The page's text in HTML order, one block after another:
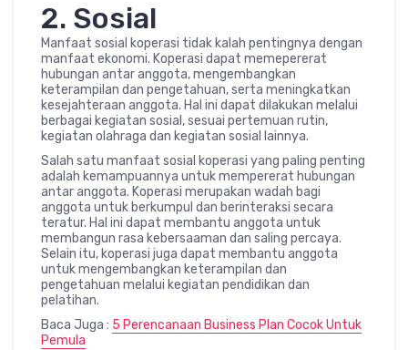
2. Sosial
Manfaat sosial koperasi tidak kalah pentingnya dengan
manfaat ekonomi. Koperasi dapat memepererat
hubungan antar anggota, mengembangkan
keterampilan dan pengetahuan, serta meningkatkan
kesejahteraan anggota. Hal ini dapat dilakukan melalui
berbagai kegiatan sosial, sesuai pertemuan rutin,
kegiatan olahraga dan kegiatan sosial lainnya.
Salah satu manfaat sosial koperasi yang paling penting
adalah kemampuannya untuk mempererat hubungan
antar anggota. Koperasi merupakan wadah bagi
anggota untuk berkumpul dan berinteraksi secara
teratur. Hal ini dapat membantu anggota untuk
membangun rasa kebersaaman dan saling percaya.
Selain itu, koperasi juga dapat membantu anggota
untuk mengembangkan keterampilan dan
pengetahuan melalui kegiatan pendidikan dan
pelatihan.
Baca Juga : 5 Perencanaan Business Plan Cocok Untuk
Pemula